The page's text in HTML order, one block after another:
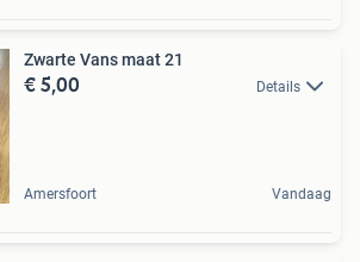
Zwarte Vans maat 21
€ 5,00 Details
Amersfoort Vandaag